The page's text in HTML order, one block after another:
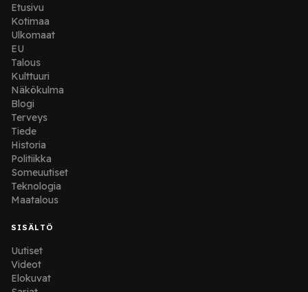
Etusivu
Kotimaa
Ulkomaat
EU
Talous
Kulttuuri
Näkökulma
Blogi
Terveys
Tiede
Historia
Politiikka
Someuutiset
Teknologia
Maatalous
SISÄLTÖ
Uutiset
Videot
Elokuvat